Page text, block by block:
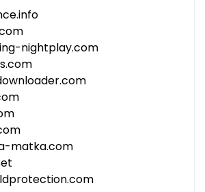
nightplay.com
matka.com